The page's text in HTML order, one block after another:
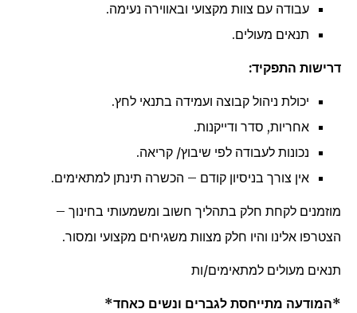
עבודה עם צוות מקצועי ובאווירה נעימה.
תנאים מעולים.
דרישות התפקיד:
יכולת ניהול קבוצה ועמידה בתנאי לחץ.
אחריות, סדר ודייקנות.
נכונות לעבודה לפי שיבוץ/ קריאה.
אין צורך בניסיון קודם – הכשרה תינתן למתאימים.
מוזמנים לקחת חלק בתהליך חשוב ומשמעותי בחינוך –
הצטרפו אלינו והיו חלק מצוות משגיחים מקצועי ומסור.
תנאים מעולים למתאימים/ות
*המודעה מתייחסת לגברים ונשים כאחד*